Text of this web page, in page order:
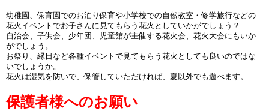
幼稚園、保育園でのお泊り保育や小学校での自然教室・修学旅行などの
花火イベントでお子さんに見てもらう花火としていかがでしょう？
自治会、子供会、少年団、児童館が主催する花火会、花火大会にもいか
がでしょう。
お祭り、縁日など各種イベントで見てもらう花火としても良いのではな
いでしょうか。
花火は湿気を防いで、保管していただければ、夏以外でも遊べます。
保護者様へのお願い